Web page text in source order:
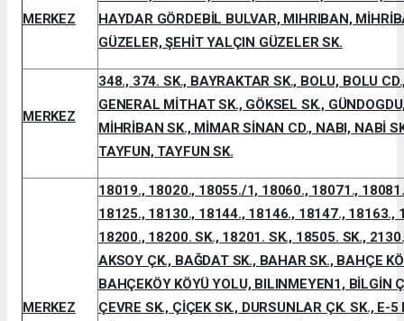
MERKEZ
HAYDAR GÖRDEBİL BULVAR, MIHRIBAN,
GÜZELER, ŞEHİT YALÇIN GÜZELER SK.
MERKEZ
348., 374. SK., BAYRAKTAR SK., BOLU, BOLU
GENERAL MİTHAT SK., GÖKSEL SK.,
MİHRİBAN SK., MİMAR SİNAN CD., NABI, NABİ
TAYFUN, TAYFUN SK.
MERKEZ
18019., 18020., 18055./1, 18060., 18071.,
18125., 18130., 18144., 18146., 18147., 18163.,
18200., 18200. SK., 18201. SK., 18505. SK.,
AKSOY ÇK., BAĞDAT SK., BAHAR SK., BAHÇE
BAHÇEKÖY KÖYÜ YOLU, BILINMEYEN1, BİLGİN
ÇEVRE SK., ÇİÇEK SK., DURSUNLAR ÇK. SK., E-5